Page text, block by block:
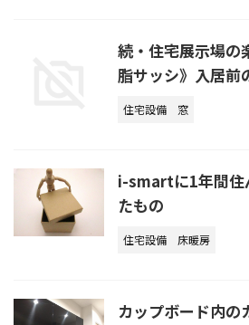
続・住宅展示場
脂サッシ》入居前
住宅設備 窓
i-smartに1年間住
たもの
住宅設備 床暖房
カップボード内の